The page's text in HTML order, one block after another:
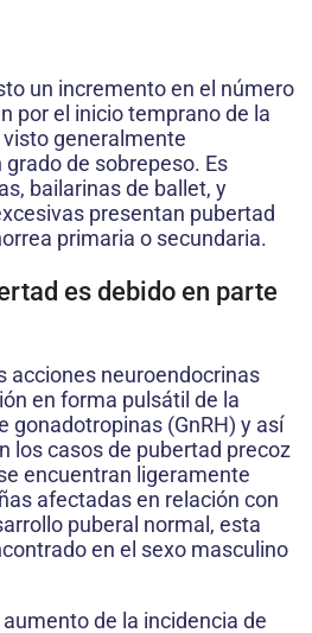
un incremento en el número
por el inicio temprano de la
generalmente
de sobrepeso. Es
bailarinas de ballet, y
presentan pubertad
primaria o secundaria.
es debido en parte
acciones neuroendocrinas
en forma pulsátil de la
gonadotropinas (GnRH) y así
los casos de pubertad precoz
encuentran ligeramente
afectadas en relación con
puberal normal, esta
en el sexo masculino
de la incidencia de